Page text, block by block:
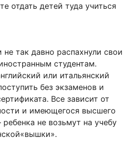
отдать детей туда учиться
так давно распахнули свои
студентам.
или итальянский
без экзаменов и
Все зависит от
и имеющегося высшего
не возьмут на учебу